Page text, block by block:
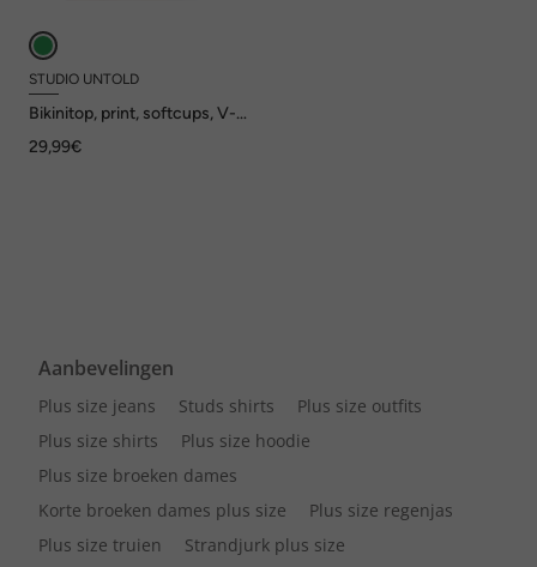
STUDIO UNTOLD
Bikinitop, print, softcups, V-
29,99€
Aanbevelingen
Plus size jeans Studs shirts
Plus size outfits
Plus size shirts
Plus size hoodie
Plus size broeken dames
Korte broeken dames plus size
Plus size regenjas
Plus size truien
Strandjurk plus size